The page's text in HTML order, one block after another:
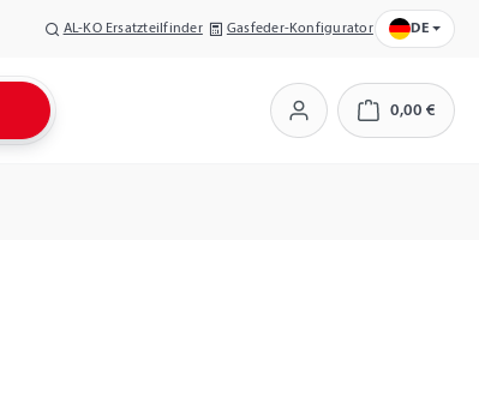
AL-KO Ersatzteilfinder Gasfeder-Konfigurator DE
0,00 €